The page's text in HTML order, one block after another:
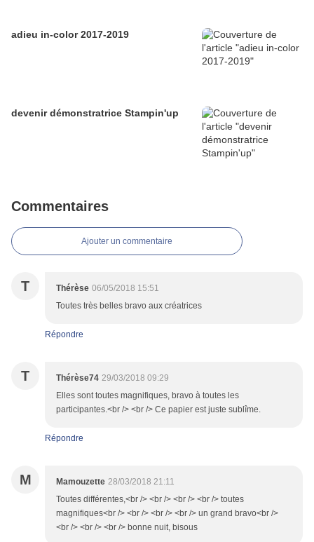
adieu in-color 2017-2019
devenir démonstratrice Stampin'up
Commentaires
Ajouter un commentaire
T Thérèse 06/05/2018 15:51
Toutes très belles bravo aux créatrices
Répondre
T Thérèse74 29/03/2018 09:29
Elles sont toutes magnifiques, bravo à toutes les
participantes.<br /> <br /> Ce papier est juste sublîme.
Répondre
M Mamouzette 28/03/2018 21:11
Toutes différentes,<br /> <br /> <br /> <br /> toutes
magnifiques<br /> <br /> <br /> <br /> un grand bravo<br />
<br /> <br /> <br /> bonne nuit, bisous